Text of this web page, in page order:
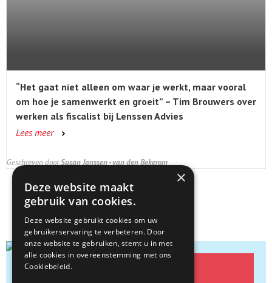
“Het gaat niet alleen om waar je werkt, maar vooral
om hoe je samenwerkt en groeit” – Tim Brouwers over
werken als fiscalist bij Lenssen Advies
Lees meer
Geschreven doorSusan Janssen - van den Bekerom
×
Deze website maakt
gebruik van cookies.
Deze website gebruikt cookies om uw
gebruikerservaring te verbeteren. Door
onze website te gebruiken, stemt u in met
alle cookies in overeenstemming met ons
Cookiebeleid.